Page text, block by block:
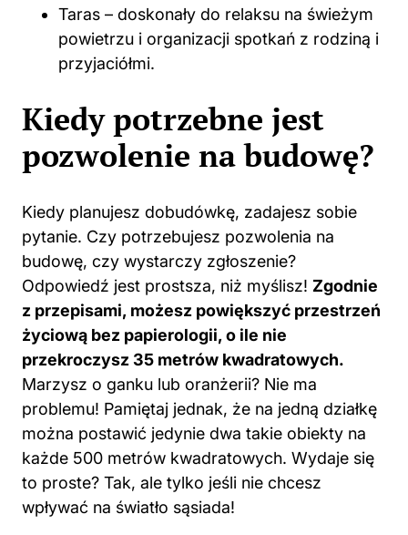
Taras – doskonały do relaksu na świeżym
powietrzu i organizacji spotkań z rodziną i
przyjaciółmi.
Kiedy potrzebne jest
pozwolenie na budowę?
Kiedy planujesz dobudówkę, zadajesz sobie
pytanie. Czy potrzebujesz pozwolenia na
budowę, czy wystarczy zgłoszenie?
Odpowiedź jest prostsza, niż myślisz! Zgodnie
z przepisami, możesz powiększyć przestrzeń
życiową bez papierologii, o ile nie
przekroczysz 35 metrów kwadratowych.
Marzysz o ganku lub oranżerii? Nie ma
problemu! Pamiętaj jednak, że na jedną działkę
można postawić jedynie dwa takie obiekty na
każde 500 metrów kwadratowych. Wydaje się
to proste? Tak, ale tylko jeśli nie chcesz
wpływać na światło sąsiada!